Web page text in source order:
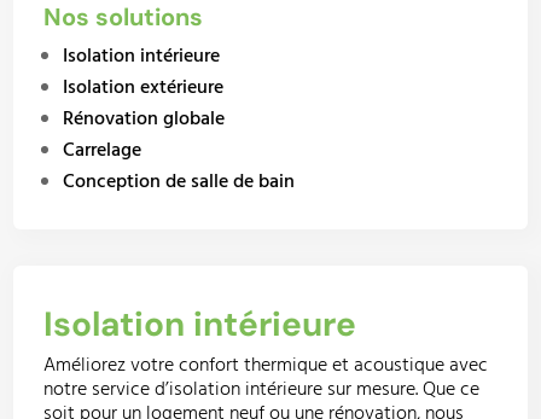
Nos solutions
Isolation intérieure
Isolation extérieure
Rénovation globale
Carrelage
Conception de salle de bain
Isolation intérieure
Améliorez votre confort thermique et acoustique avec
notre service d’isolation intérieure sur mesure. Que ce